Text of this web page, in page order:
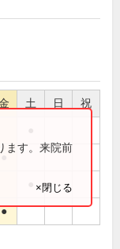
土 日 祝
●
●
ます。来院前
×閉じる